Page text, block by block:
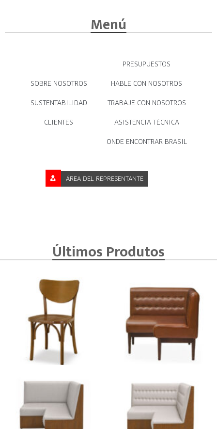
Menú
SOBRE NOSOTROS
SUSTENTABILIDAD
CLIENTES
PRESUPUESTOS
HABLE CON NOSOTROS
TRABAJE CON NOSOTROS
ASISTENCIA TÉCNICA
ONDE ENCONTRAR BRASIL
ÁREA DEL REPRESENTANTE
Últimos Produtos